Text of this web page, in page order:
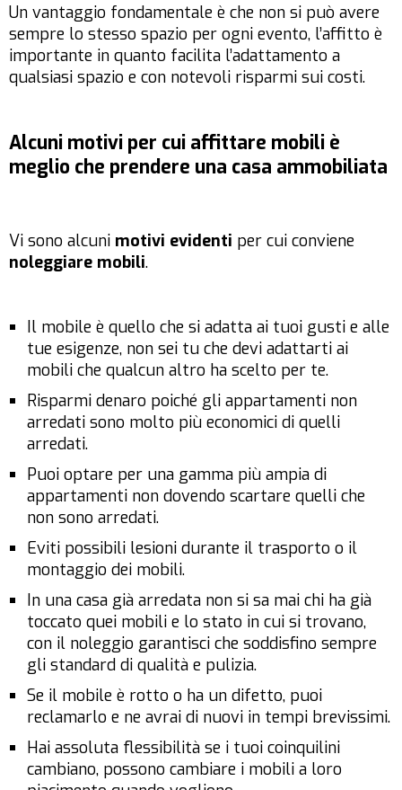
Un vantaggio fondamentale è che non si può avere
sempre lo stesso spazio per ogni evento, l’affitto è
importante in quanto facilita l’adattamento a
qualsiasi spazio e con notevoli risparmi sui costi.
Alcuni motivi per cui affittare mobili è
meglio che prendere una casa ammobiliata
Vi sono alcuni motivi evidenti per cui conviene
noleggiare mobili.
Il mobile è quello che si adatta ai tuoi gusti e alle
tue esigenze, non sei tu che devi adattarti ai
mobili che qualcun altro ha scelto per te.
Risparmi denaro poiché gli appartamenti non
arredati sono molto più economici di quelli
arredati.
Puoi optare per una gamma più ampia di
appartamenti non dovendo scartare quelli che
non sono arredati.
Eviti possibili lesioni durante il trasporto o il
montaggio dei mobili.
In una casa già arredata non si sa mai chi ha già
toccato quei mobili e lo stato in cui si trovano,
con il noleggio garantisci che soddisfino sempre
gli standard di qualità e pulizia.
Se il mobile è rotto o ha un difetto, puoi
reclamarlo e ne avrai di nuovi in tempi brevissimi.
Hai assoluta flessibilità se i tuoi coinquilini
cambiano, possono cambiare i mobili a loro